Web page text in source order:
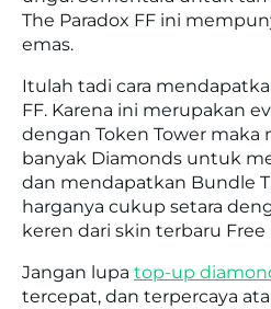
The Paradox FF ini
emas.
Itulah tadi cara
FF. Karena ini merupakan
dengan Token Tower
banyak Diamonds untuk
dan mendapatkan Bundle
harganya cukup setara
keren dari skin terbaru Free
Jangan lupa top-up
tercepat, dan terpercaya